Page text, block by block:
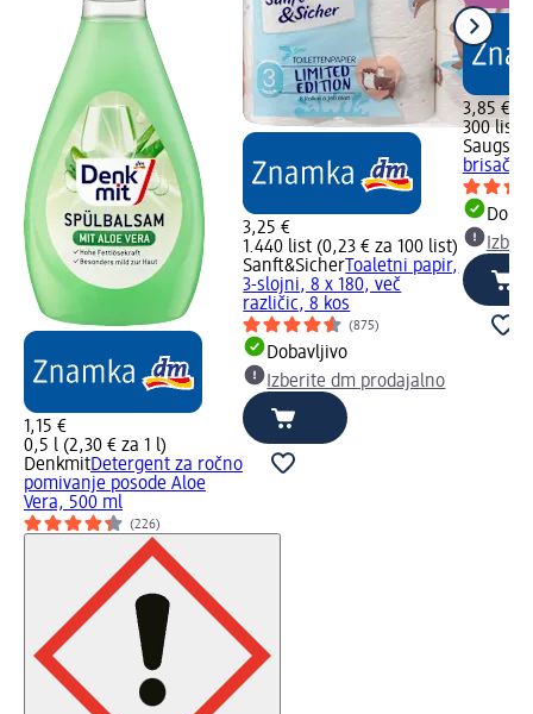
1,15 €
0,5 l (2,30 € za 1 l)
DenkmitDetergent za ročno
pomivanje posode Aloe
Vera, 500 ml
(226)
3,25 €
1.440 list (0,23 € za 100 list)
Sanft&Sicher Toaletni papir,
3-slojni, 8 x 180, več
različic, 8 kos
(875)
Dobavljivo
Izberite dm prodajalno
3,85 €
300 list
brisače,